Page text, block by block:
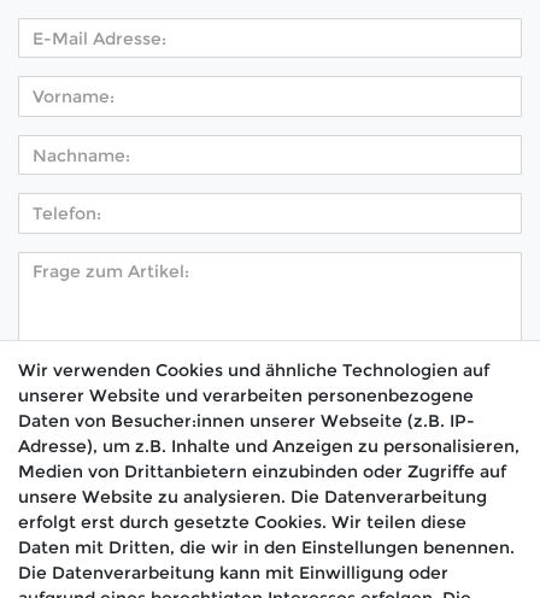
Hiermit bestätige ich, dass ich dieDaten­schutz­
erklärung gelesen habe. *
Absenden
Wir verwenden Cookies und ähnliche Technologien auf
unserer Website und verarbeiten personenbezogene
Daten von Besucher:innen unserer Webseite (z.B. IP-
Adresse), um z.B. Inhalte und Anzeigen zu personalisieren,
Medien von Drittanbietern einzubinden oder Zugriffe auf
unsere Website zu analysieren. Die Datenverarbeitung
erfolgt erst durch gesetzte Cookies. Wir teilen diese
Daten mit Dritten, die wir in den Einstellungen benennen.
Die Datenverarbeitung kann mit Einwilligung oder